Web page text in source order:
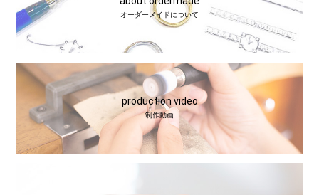
オーダーメイドについて
production video
制作動画